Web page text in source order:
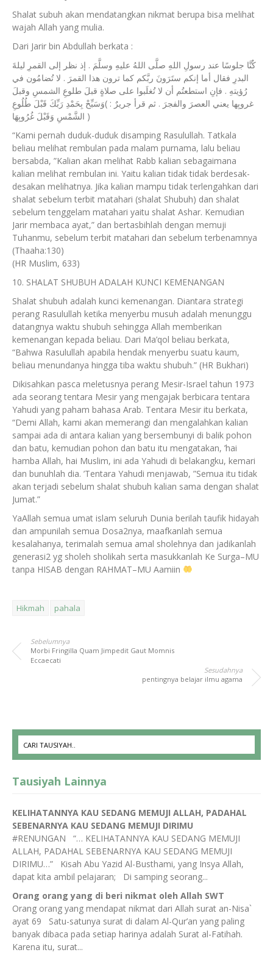
Shalat subuh akan mendatangkan nikmat berupa bisa melihat
wajah Allah yang mulia.
Dari Jarir bin Abdullah berkata :
كُنَّا جلوسًا عند رسولِ اللهِ صلَّى اللهُ عليهِ وسلَّمَ . إذ نظر إلى القمرِ ليلةَ
البدرِ فقال أما إنكم ستَرَونَ ربَّكم كما ترون هذا القمرَ . لا تُضامُون في
رُؤيتهِ . فإنِ استطعتُم أن لا تُغلَبوا على صلاةٍ قبلَ طلوعِ الشمسِ وقبلَ
غروبِها يعني العصرَ والفجرَ . ثم قرأ جريرٌ : )وَسَبِّحْ بِحَمْدِ رَبِّكَ قَبْلَ طُلُوعِ
الشَّمْسِ وَقَبْلَ غُرُوبِهَا )
“Kami pernah duduk-duduk disamping Rasulullah. Tatkala
beliau melihat rembulan pada malam purnama, lalu beliau
bersabda, ”Kalian akan melihat Rabb kalian sebagaimana
kalian melihat rembulan ini. Yaitu kalian tidak tidak berdesak-
desakan melihatnya. Jika kalian mampu tidak terlengahkan dari
shalat sebelum terbit matahari (shalat Shubuh) dan shalat
sebelum tenggelam matahari yaitu shalat Ashar. Kemudian
Jarir membaca ayat,” dan bertasbihlah dengan memuji
Tuhanmu, sebelum terbit matahari dan sebelum terbenamnya
(Thaaha:130)
(HR Muslim, 633)
10. SHALAT SHUBUH ADALAH KUNCI KEMENANGAN
Shalat shubuh adalah kunci kemenangan. Diantara strategi
perang Rasulullah ketika menyerbu musuh adalah menunggu
datangnya waktu shubuh sehingga Allah memberikan
kemenangan kepada beliau. Dari Ma’qol beliau berkata,
“Bahwa Rasulullah apabila hendak menyerbu suatu kaum,
beliau menundanya hingga tiba waktu shubuh.” (HR Bukhari)
Dikisahkan pasca meletusnya perang Mesir-Israel tahun 1973
ada seorang tentara Mesir yang mengajak berbicara tentara
Yahudi yang paham bahasa Arab. Tentara Mesir itu berkata,
“Demi Allah, kami akan memerangi dan mengalahkan kalian
sampai ada di antara kalian yang bersembunyi di balik pohon
dan batu, kemudian pohon dan batu itu mengatakan, ’hai
hamba Allah, hai Muslim, ini ada Yahudi di belakangku, kemari
dan bunuhlah dia. ’Tentara Yahudi menjawab, ”Semua itu tidak
akan terjadi sebelum shalat shubuh kalian sama dengan shalat
Jumat.”
YaAllah semua umat islam seluruh Dunia berilah taufik hidayah
dan ampunilah semua Dosa2nya, maafkanlah semua
kesalahanya, terimalah semua amal sholehnya dan jadikanlah
generasi2 yg sholeh sholikah serta masukkanlah Ke Surga–MU
tanpa HISAB dengan RAHMAT–MU Aamiin
Hikmah pahala
Sebelumnya
Morbi Fringilla Quam Jimpedit Gaut Momnis
Eccaecati
Sesudahnya
pentingnya belajar ilmu agama
Tausiyah Lainnya
KELIHATANNYA KAU SEDANG MEMUJI ALLAH, PADAHAL
SEBENARNYA KAU SEDANG MEMUJI DIRIMU
#RENUNGAN “… KELIHATANNYA KAU SEDANG MEMUJI
ALLAH, PADAHAL SEBENARNYA KAU SEDANG MEMUJI
DIRIMU…” Kisah Abu Yazid Al-Busthami, yang Insya Allah,
dapat kita ambil pelajaran; Di samping seorang...
Orang orang yang di beri nikmat oleh Allah SWT
Orang orang yang mendapat nikmat dari Allah surat an-Nisa`
ayat 69 Satu-satunya surat di dalam Al-Qur’an yang paling
banyak dibaca pada setiap harinya adalah Surat al-Fatihah.
Karena itu, surat...